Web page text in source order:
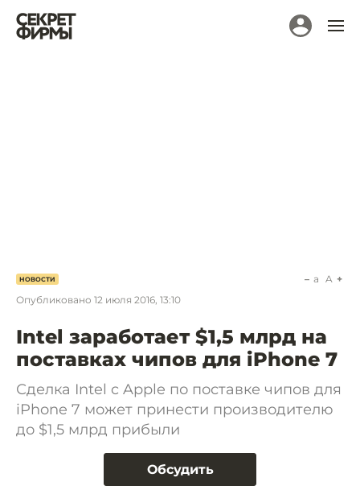
НОВОСТИ
Опубликовано 12 июля 2016, 13:10
a A
Intel заработает $1,5 млрд на
поставках чипов для iPhone 7
Сделка Intel c Apple по поставке чипов для
iPhone 7 может принести производителю
до $1,5 млрд прибыли
Обсудить